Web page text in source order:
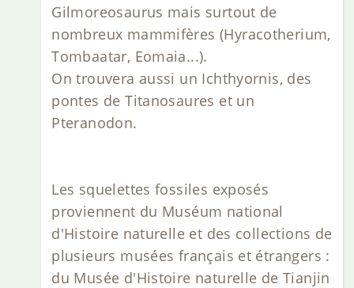
Gilmoreosaurus mais surtout de
nombreux mammifères (Hyracotherium,
Tombaatar, Eomaia...).
On trouvera aussi un Ichthyornis, des
pontes de Titanosaures et un
Pteranodon.
Les squelettes fossiles exposés
proviennent du Muséum national
d'Histoire naturelle et des collections de
plusieurs musées français et étrangers :
du Musée d'Histoire naturelle de Tianjin